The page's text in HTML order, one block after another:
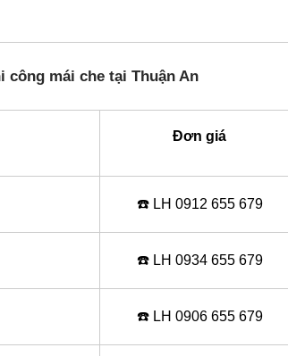
mái che tại Thuận An
Đơn giá
☎️ LH 0912 655 679
☎️ LH 0934 655 679
☎️ LH 0906 655 679